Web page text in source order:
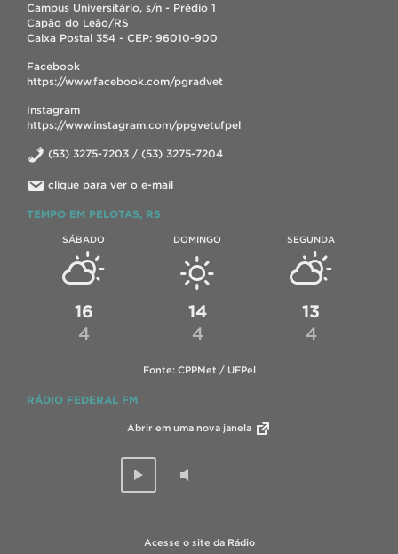
Campus Universitário, s/n - Prédio 1
Capão do Leão/RS
Caixa Postal 354 - CEP: 96010-900
Facebook
https://www.facebook.com/pgradvet
Instagram
https://www.instagram.com/ppgvetufpel
(53) 3275-7203 / (53) 3275-7204
clique para ver o e-mail
TEMPO EM PELOTAS, RS
SÁBADO
16
4
DOMINGO
14
4
SEGUNDA
13
4
Fonte: CPPMet / UFPel
RÁDIO FEDERAL FM
Abrir em uma nova janela
Acesse o site da Rádio